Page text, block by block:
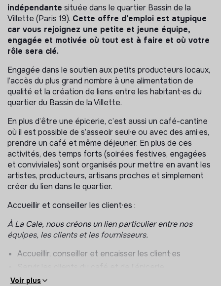
indépendante située dans le quartier Bassin de la
Villette (Paris 19). Cette offre d’emploi est atypique
car vous rejoignez une petite et jeune équipe,
engagée et motivée où tout est à faire et où votre
rôle sera clé.
Engagée dans le soutien aux petits producteurs locaux,
l’accès du plus grand nombre à une alimentation de
qualité et la création de liens entre les habitant·es du
quartier du Bassin de la Villette.
En plus d’être une épicerie, c’est aussi un café-cantine
où il est possible de s’asseoir seul·e ou avec des ami·es,
prendre un café et même déjeuner. En plus de ces
activités, des temps forts (soirées festives, engagées
et conviviales) sont organisés pour mettre en avant les
artistes, producteurs, artisans proches et simplement
créer du lien dans le quartier.
Accueillir et conseiller les client·es :
À La Cale, nous créons un lien particulier entre nos
équipes, les clients et les fournisseurs.
Accueillir, conseiller et encaisser les client·es
Installer et accueillir les clients côté cantine,
Voir plus